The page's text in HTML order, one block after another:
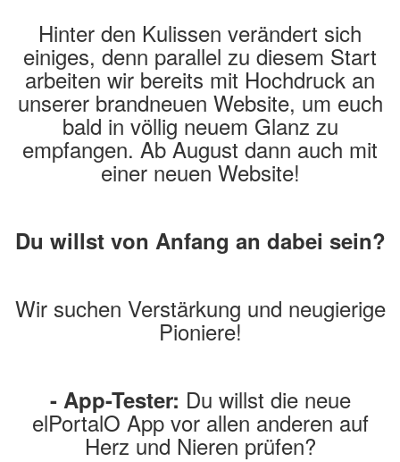
Hinter den Kulissen verändert sich
einiges, denn parallel zu diesem Start
arbeiten wir bereits mit Hochdruck an
unserer brandneuen Website, um euch
bald in völlig neuem Glanz zu
empfangen. Ab August dann auch mit
einer neuen Website!
Du willst von Anfang an dabei sein?
Wir suchen Verstärkung und neugierige
Pioniere!
- App-Tester: Du willst die neue
elPortalO App vor allen anderen auf
Herz und Nieren prüfen?